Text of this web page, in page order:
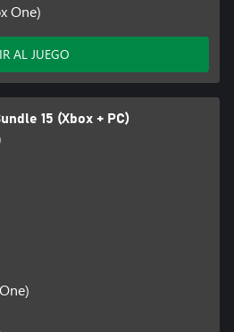
One)
IR AL JUEGO
15 (Xbox + PC)